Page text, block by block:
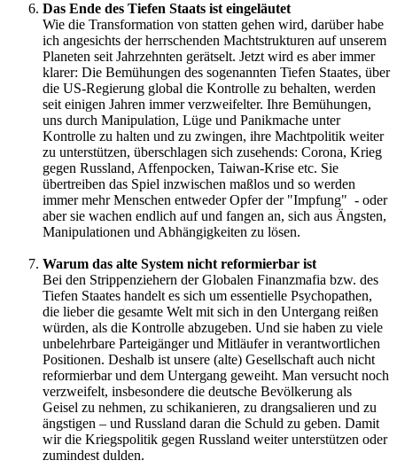
Das Ende des Tiefen Staats ist eingeläutet
Wie die Transformation von statten gehen wird, darüber habe
ich angesichts der herrschenden Machtstrukturen auf unserem
Planeten seit Jahrzehnten gerätselt. Jetzt wird es aber immer
klarer: Die Bemühungen des sogenannten Tiefen Staates, über
die US-Regierung global die Kontrolle zu behalten, werden
seit einigen Jahren immer verzweifelter. Ihre Bemühungen,
uns durch Manipulation, Lüge und Panikmache unter
Kontrolle zu halten und zu zwingen, ihre Machtpolitik weiter
zu unterstützen, überschlagen sich zusehends: Corona, Krieg
gegen Russland, Affenpocken, Taiwan-Krise etc. Sie
übertreiben das Spiel inzwischen maßlos und so werden
immer mehr Menschen entweder Opfer der "Impfung" - oder
aber sie wachen endlich auf und fangen an, sich aus Ängsten,
Manipulationen und Abhängigkeiten zu lösen.
Warum das alte System nicht reformierbar ist
Bei den Strippenziehern der Globalen Finanzmafia bzw. des
Tiefen Staates handelt es sich um essentielle Psychopathen,
die lieber die gesamte Welt mit sich in den Untergang reißen
würden, als die Kontrolle abzugeben. Und sie haben zu viele
unbelehrbare Parteigänger und Mitläufer in verantwortlichen
Positionen. Deshalb ist unsere (alte) Gesellschaft auch nicht
reformierbar und dem Untergang geweiht. Man versucht noch
verzweifelt, insbesondere die deutsche Bevölkerung als
Geisel zu nehmen, zu schikanieren, zu drangsalieren und zu
ängstigen – und Russland daran die Schuld zu geben. Damit
wir die Kriegspolitik gegen Russland weiter unterstützen oder
zumindest dulden.